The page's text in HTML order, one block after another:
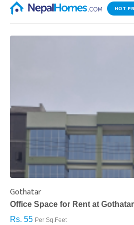
HOT
Gothatar
Office Space for Rent at Gothatar
Rs. 55 Per Sq.Feet